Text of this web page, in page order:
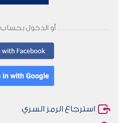
أو الدخول بحساب
استرجاع الرمز السري